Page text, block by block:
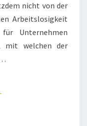
nicht von der
Arbeitslosigkeit
Unternehmen
mit welchen der